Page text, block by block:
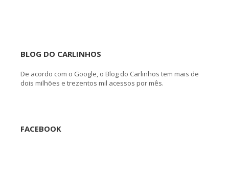
BLOG DO CARLINHOS
De acordo com o Google, o Blog do Carlinhos tem mais de
dois milhões e trezentos mil acessos por mês.
FACEBOOK